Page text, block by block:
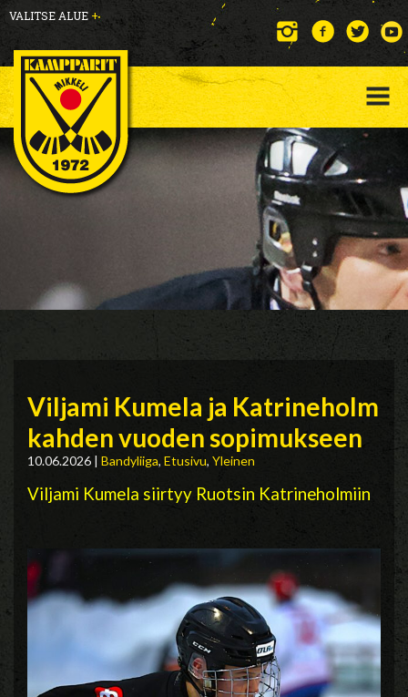
VALITSE ALUE +
Viljami Kumela ja Katrineholm
kahden vuoden sopimukseen
10.06.2026 | Bandyliiga, Etusivu, Yleinen
Viljami Kumela siirtyy Ruotsin Katrineholmiin